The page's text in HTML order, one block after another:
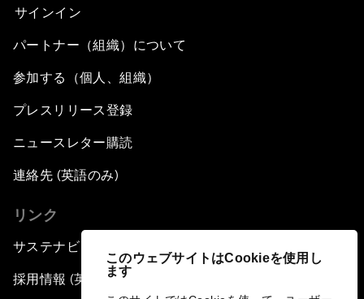
このウェブサイトはCookieを使用し
ます
サインイン
パートナー（組織）について
参加する（個人、組織）
プレスリリース登録
ニュースレター購読
連絡先 (英語のみ)
リンク
サステナビリティへの取り組み
採用情報 (英語のみ)